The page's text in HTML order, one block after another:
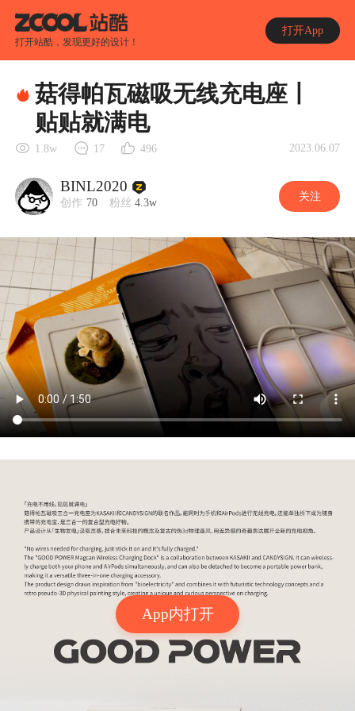
打开站酷，发现更好的设计！
打开App
App内打开
菇得帕瓦磁吸无线充电座丨
贴贴就满电
1.8w 17 496 2023.06.07
BINL2020
创作 70 粉丝 4.3w 关注